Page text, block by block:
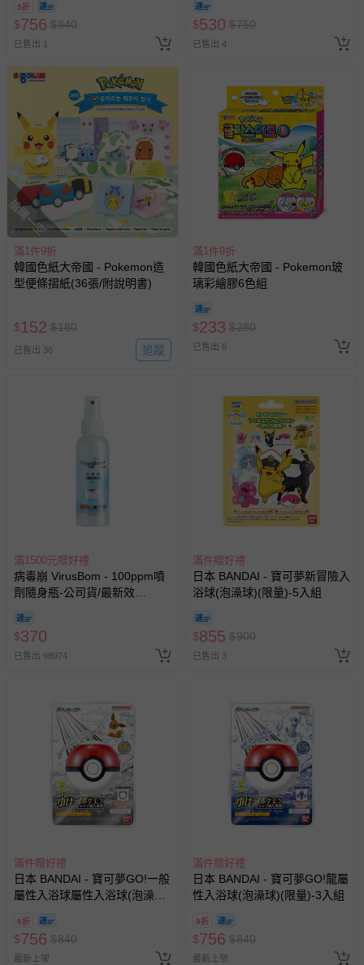
9折
$756 $840
已售出 1
$530 $750
已售出 4
搶購一空
滿1件9折
韓國色紙大帝國 - Pokemon造
型便條摺紙(36張/附說明書)
$152 $180
已售出 36 追蹤
滿1件9折
韓國色紙大帝國 - Pokemon玻
璃彩繪膠6色組
$233 $280
已售出 8
滿1500元贈好禮
病毒崩 VirusBom - 100ppm噴
劑隨身瓶-公司貨/最新效
$370
已售出 98974
滿件贈好禮
日本 BANDAI - 寶可夢新冒險入
浴球(泡澡球)(限量)-5入組
$855 $900
已售出 3
滿件贈好禮
日本 BANDAI - 寶可夢GO!一般
屬性入浴球屬性入浴球(泡澡球)
9折
$756 $840
最新上架
滿件贈好禮
日本 BANDAI - 寶可夢GO!龍屬
性入浴球(泡澡球)(限量)-3入組
9折
$756 $840
最新上架